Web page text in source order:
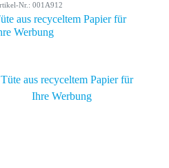
Nr.: 001A912
aus recyceltem Papier für
Werbung